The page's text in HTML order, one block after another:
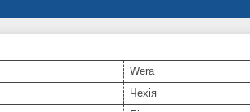
Wera
Чехія